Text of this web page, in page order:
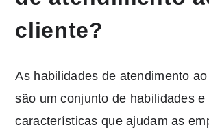
cliente?
As habilidades de atendimento
são um conjunto de habilidades e
características que ajudam as